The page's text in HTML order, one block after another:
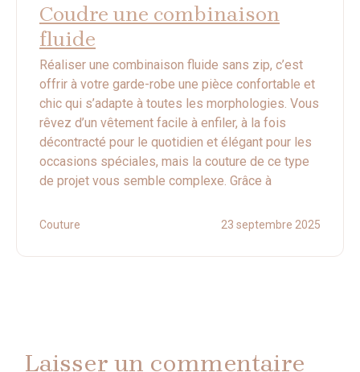
Coudre une combinaison
fluide
Réaliser une combinaison fluide sans zip, c’est
offrir à votre garde-robe une pièce confortable et
chic qui s’adapte à toutes les morphologies. Vous
rêvez d’un vêtement facile à enfiler, à la fois
décontracté pour le quotidien et élégant pour les
occasions spéciales, mais la couture de ce type
de projet vous semble complexe. Grâce à
Couture 23 septembre 2025
Laisser un commentaire